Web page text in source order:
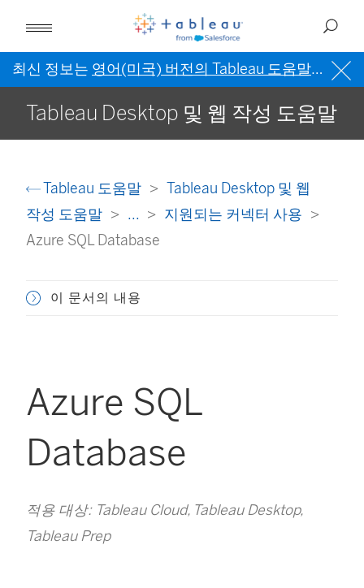
최신 정보는 영어(미국) 버전의 Tableau 도움말을 참조
Tableau Desktop 및 웹 작성 도움말
Tableau 도움말
Tableau Desktop 및 웹
작성 도움말
...
지원되는 커넥터 사용
Azure SQL Database
이 문서의 내용
Azure SQL
Database
적용 대상: Tableau Cloud, Tableau Desktop,
Tableau Prep